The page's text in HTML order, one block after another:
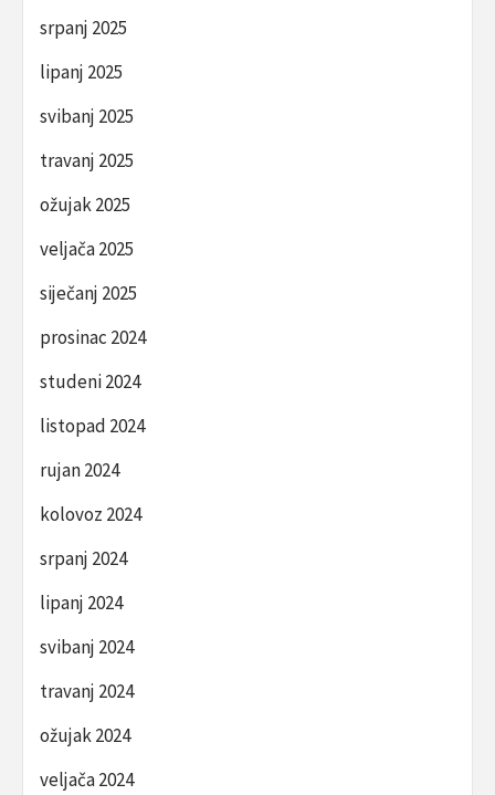
srpanj 2025
lipanj 2025
svibanj 2025
travanj 2025
ožujak 2025
veljača 2025
siječanj 2025
prosinac 2024
studeni 2024
listopad 2024
rujan 2024
kolovoz 2024
srpanj 2024
lipanj 2024
svibanj 2024
travanj 2024
ožujak 2024
veljača 2024